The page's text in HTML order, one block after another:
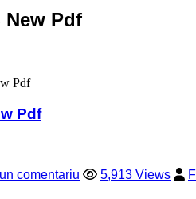
New Pdf
Pdf
Pdf
comentariu 5,913 Views